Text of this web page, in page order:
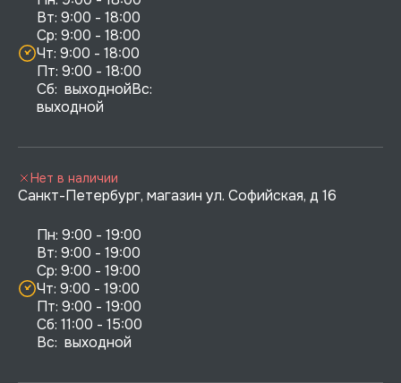
Вт: 9:00 - 18:00
Ср: 9:00 - 18:00
Чт: 9:00 - 18:00
Пт: 9:00 - 18:00
Сб:  выходнойВс:
выходной
Санкт-Петербург, магазин ул. Софийская, д 16
Пн: 9:00 - 19:00
Вт: 9:00 - 19:00
Ср: 9:00 - 19:00
Чт: 9:00 - 19:00
Пт: 9:00 - 19:00
Сб: 11:00 - 15:00
Вс:  выходной
Нет в наличии